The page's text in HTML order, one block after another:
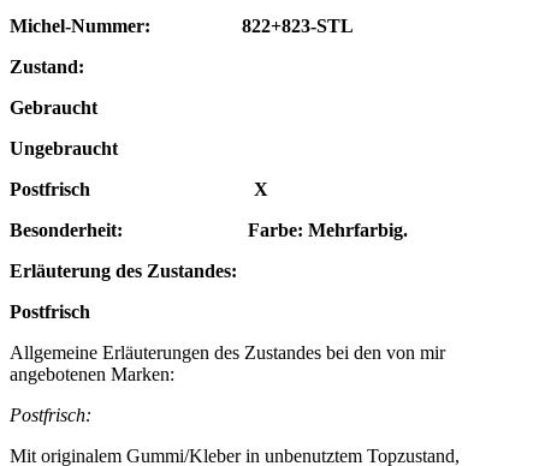
Michel-Nummer: 822+823-STL
Zustand:
Gebraucht
Ungebraucht
Postfrisch X
Besonderheit: Farbe: Mehrfarbig.
Erläuterung des Zustandes:
Postfrisch
Allgemeine Erläuterungen des Zustandes bei den von mir
angebotenen Marken:
Postfrisch:
Mit originalem Gummi/Kleber in unbenutztem Topzustand,